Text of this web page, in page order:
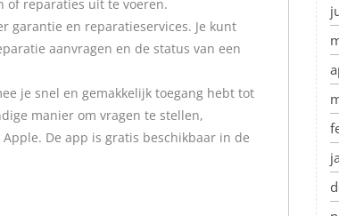
of reparaties uit te voeren.
garantie en reparatieservices. Je kunt
aanvragen en de status van een
je snel en gemakkelijk toegang hebt tot
manier om vragen te stellen,
De app is gratis beschikbaar in de